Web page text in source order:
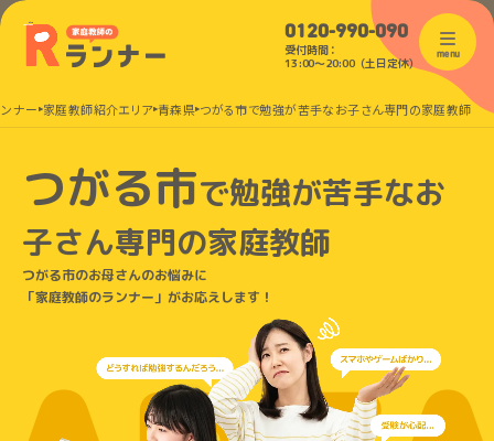
0120-990-090
受付時間：
13:00〜20:00（土日定休）
menu
ナー 家庭教師紹介エリア 青森県 つがる市で勉強が苦手なお子さん専門の家庭教師
つがる市で勉強が苦手なお
子さん専門の家庭教師
つがる市のお母さんのお悩みに
「家庭教師のランナー」がお応えします！